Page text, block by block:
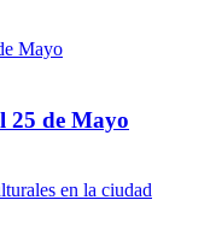
25 de Mayo